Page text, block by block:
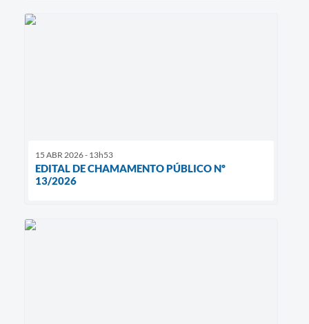
15 ABR 2026 - 13h53
EDITAL DE CHAMAMENTO PÚBLICO Nº
13/2026